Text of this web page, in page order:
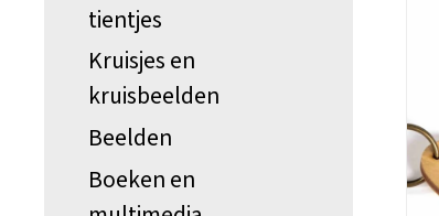
tientjes
Kruisjes en
kruisbeelden
Beelden
Boeken en